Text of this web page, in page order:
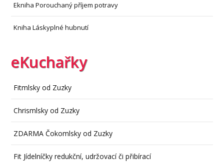
Ekniha Porouchaný příjem potravy
Kniha Láskyplné hubnutí
eKuchařky
Fitmlsky od Zuzky
Chrismlsky od Zuzky
ZDARMA Čokomlsky od Zuzky
Fit Jídelníčky redukční, udržovací či přibírací